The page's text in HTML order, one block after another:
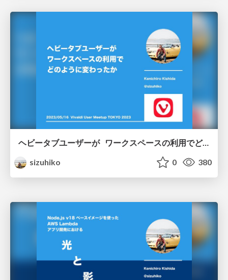
ヘビータブユーザーが ワークスペースの利用でどのように変わったか / 2023-05-16 Vivaldi User Meetup TOKYO 2023
sizuhiko
0 380